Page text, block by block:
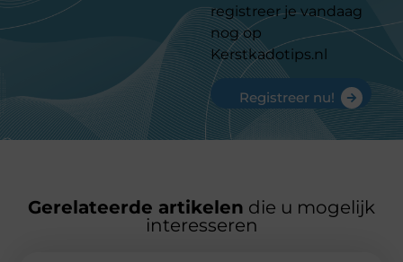
registreer je vandaag
nog op
Kerstkadotips.nl
Registreer nu!
Gerelateerde artikelen die u mogelijk
interesseren